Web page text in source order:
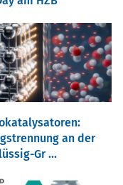
an der
Gr ...